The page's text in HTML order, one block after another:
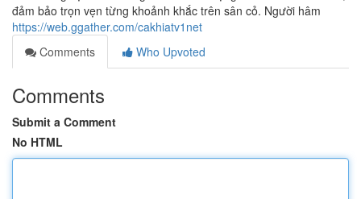
đảm bảo trọn vẹn từng khoảnh khắc trên sân cỏ. Người hâm
https://web.ggather.com/cakhiatv1net
Comments
Who Upvoted
Comments
Submit a Comment
No HTML